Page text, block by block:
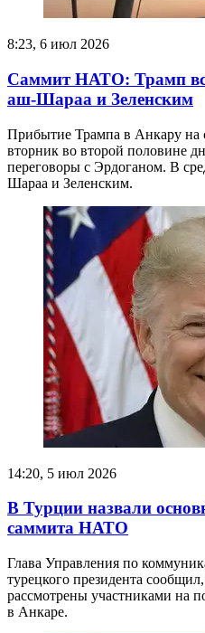
8:23, 6 июл 2026
Саммит НАТО: Трамп
аш-Шараа и Зеленским
Прибытие Трампа в Анкару
вторник во второй половине
переговоры с Эрдоганом. В
Шараа и Зеленским.
14:20, 5 июл 2026
В Турции назвали
саммита НАТО
Глава Управления по
турецкого президента
рассмотрены участниками на
в Анкаре.